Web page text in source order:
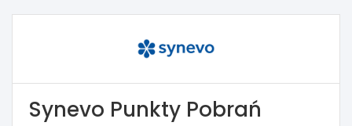
Synevo Punkty Pobrań